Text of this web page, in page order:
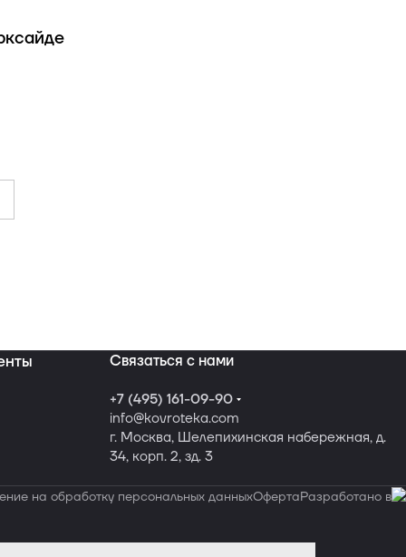
Связаться с нами
+7 (495) 161-09-90
info@kovroteka.com
г. Москва, Шелепихинская набережная, д.
34, корп. 2, зд. 3
на обработку персональных данныхОфертаРазработано в